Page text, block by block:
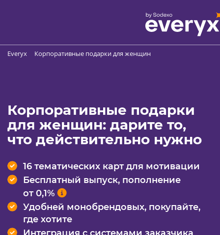
Everyx Корпоративные подарки для женщин
Корпоративные подарки
для женщин: дарите то,
что действительно нужно
16 тематических карт для мотивации
Бесплатный выпуск, пополнение
от 0,1%
Удобней монобрендовых, покупайте,
где хотите